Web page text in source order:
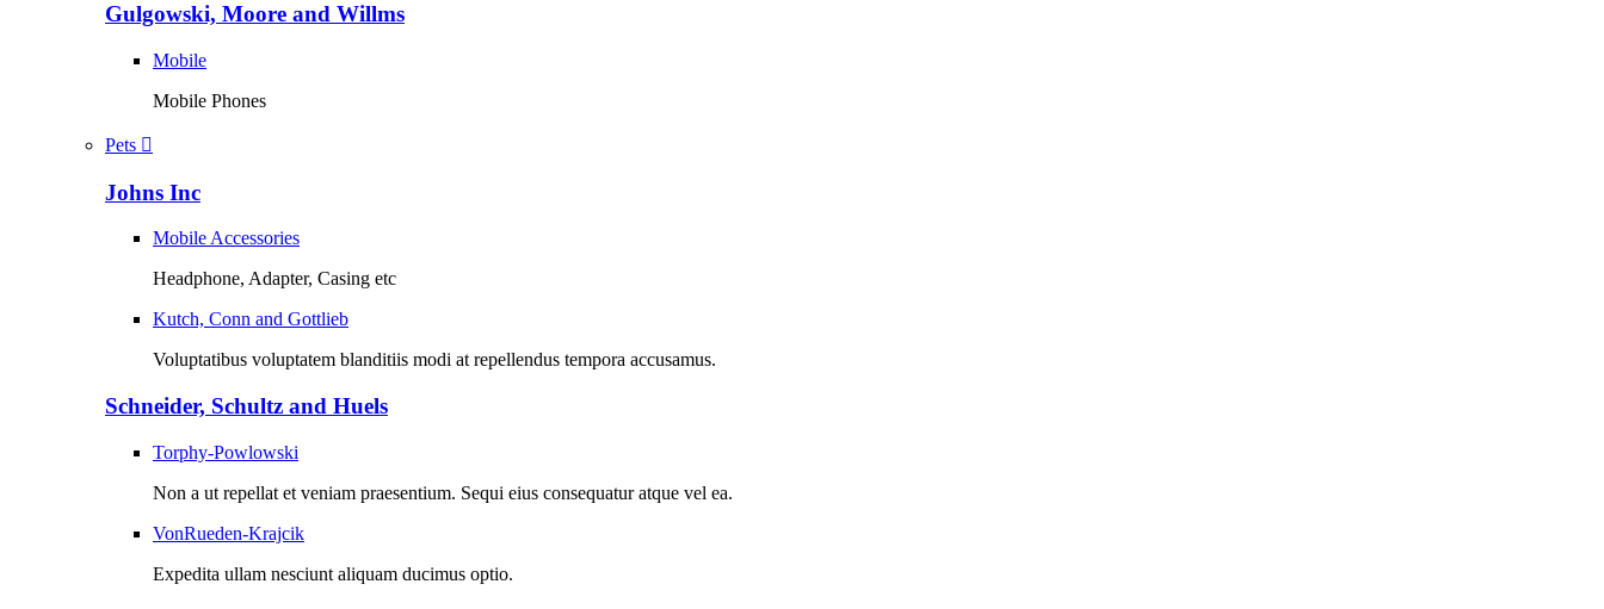
Gulgowski, Moore and Willms
Mobile
Mobile Phones
Pets
Johns Inc
Mobile Accessories
Headphone, Adapter, Casing etc
Kutch, Conn and Gottlieb
Voluptatibus voluptatem blanditiis modi at repellendus tempora accusamus.
Schneider, Schultz and Huels
Torphy-Powlowski
Non a ut repellat et veniam praesentium. Sequi eius consequatur atque vel ea.
VonRueden-Krajcik
Expedita ullam nesciunt aliquam ducimus optio.